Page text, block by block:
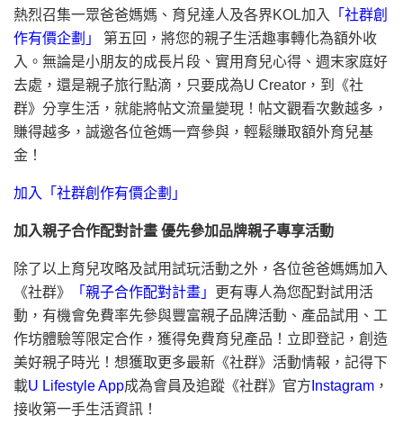
熱烈召集一眾爸爸媽媽、育兒達人及各界KOL加入
「社群創
作有價企劃」
第五回，將您的親子生活趣事轉化為額外收
入。無論是小朋友的成長片段、實用育兒心得、週末家庭好
去處，還是親子旅行點滴，只要成為U Creator，到《社
群》分享生活，就能將帖文流量變現！帖文觀看次數越多，
賺得越多，誠邀各位爸媽一齊參與，輕鬆賺取額外育兒基
金！
加入「社群創作有價企劃」
加入親子合作配對計畫 優先參加品牌親子專享活動
除了以上育兒攻略及試用試玩活動之外，各位爸爸媽媽加入
《社群》
「親子合作配對計畫」
更有專人為您配對試用活
動，有機會免費率先參與豐富親子品牌活動、產品試用、工
作坊體驗等限定合作，獲得免費育兒產品！立即登記，創造
美好親子時光！想獲取更多最新《社群》活動情報，記得下
載U Lifestyle App成為會員及追蹤《社群》官方 Instagram ，
接收第一手生活資訊！